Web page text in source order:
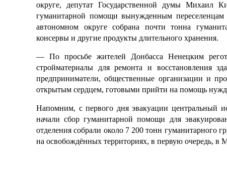
округе, депутат Государственной думы Михаил
гуманитарной помощи вынужденным
автономном округе собрана почти тонна
консервы и другие продукты длительного хранения.
— По просьбе жителей Донбасса Ненецким
стройматериалы для ремонта и восстановления
предприниматели, общественные организации и
открытым сердцем, готовыми прийти на помощь
Напомним, с первого дня эвакуации центральный
начали сбор гуманитарной помощи для
отделения собрали около 7 200 тонн гуманитарного
на освобождённых территориях, в первую очередь, в